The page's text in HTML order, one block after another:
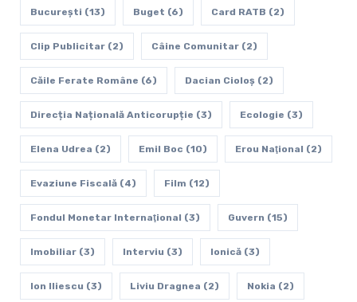
„Acțiunile de completare a opțiunilor pentru absolvenții
clasei a VIII-a se desfășoară în perioada definită la anexa
2 punctul X”).
Bucureşti (13) Buget (6) Card RATB (2)
Clip Publicitar(2) Câine Comunitar(2)
Căile Ferate Române (6) Dacian Cioloș(2)
Direcția Națională Anticorupție (3) Ecologie (3)
Elena Udrea (2) Emil Boc (10) Erou Naţional (2)
Evaziune Fiscală(4) Film (12)
Fondul Monetar Internaţional (3) Guvern (15)
Imobiliar(3) Interviu (3) Ionică(3)
Ion Iliescu (3) Liviu Dragnea (2) Nokia (2)